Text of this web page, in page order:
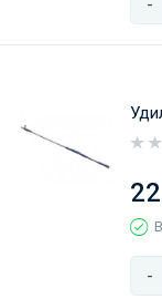
-
-